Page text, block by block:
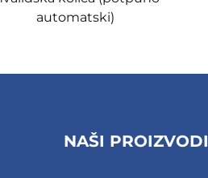
automatski)
NAŠI PROIZVODI